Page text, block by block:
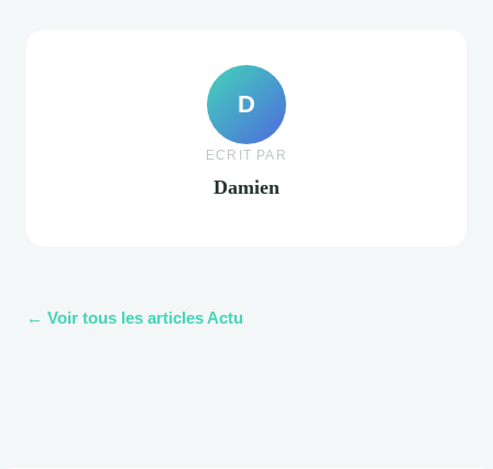
D
ECRIT PAR
Damien
← Voir tous les articles Actu